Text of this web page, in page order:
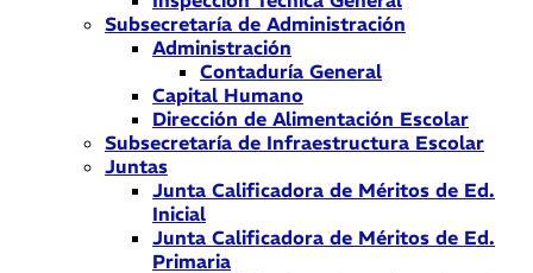
Subsecretaría de Administración
Administración
Contaduría General
Capital Humano
Dirección de Alimentación Escolar
Subsecretaría de Infraestructura Escolar
Juntas
Junta Calificadora de Méritos de Ed.
Inicial
Junta Calificadora de Méritos de Ed.
Primaria